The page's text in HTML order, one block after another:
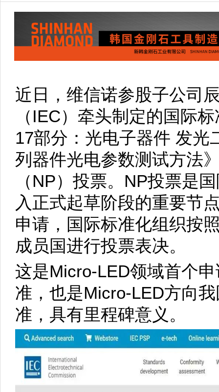
近日，维信诺参股子公司
（IEC）牵头制定的国际
17部分：光电子器件 发光
列器件光电参数测试方法
（NP）投票。NP投票是
入正式起草阶段的重要节
申请，国际标准化组织按
成员国进行投票表决。
这是Micro-LED领域首个
准，也是Micro-LED方向
准，具有里程碑意义。